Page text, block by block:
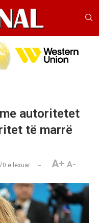
autoritetet
të marrë
e lexuar A+ A-